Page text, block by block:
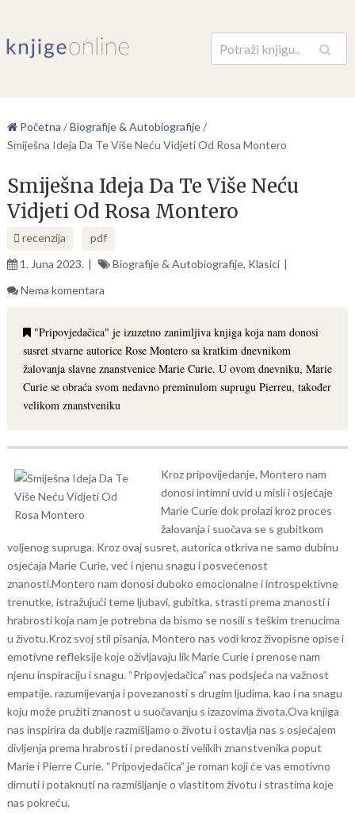
Pretraga
Početna /Biografije & Autobiografije/
Smiješna Ideja Da Te Više Neću Vidjeti Od Rosa Montero
Smiješna Ideja Da Te Više Neću
Vidjeti Od Rosa Montero
recenzija
pdf
1. Juna 2023.
Biografije & Autobiografije, Klasici
Nema komentara
"Pripovjedačica" je izuzetno zanimljiva knjiga koja nam donosi
susret stvarne autorice Rose Montero sa kratkim dnevnikom
žalovanja slavne znanstvenice Marie Curie. U ovom dnevniku, Marie
Curie se obraća svom nedavno preminulom suprugu Pierreu, također
velikom znanstveniku
Kroz pripovijedanje, Montero nam
donosi intimni uvid u misli i osjećaje
Marie Curie dok prolazi kroz proces
žalovanja i suočava se s gubitkom
voljenog supruga. Kroz ovaj susret, autorica otkriva ne samo dubinu
osjećaja Marie Curie, već i njenu snagu i posvećenost
znanosti.Montero nam donosi duboko emocionalne i introspektivne
trenutke, istražujući teme ljubavi, gubitka, strasti prema znanosti i
hrabrosti koja nam je potrebna da bismo se nosili s teškim trenucima
u životu.Kroz svoj stil pisanja, Montero nas vodi kroz živopisne opise i
emotivne refleksije koje oživljavaju lik Marie Curie i prenose nam
njenu inspiraciju i snagu. “Pripovjedačica” nas podsjeća na važnost
empatije, razumijevanja i povezanosti s drugim ljudima, kao i na snagu
koju može pružiti znanost u suočavanju s izazovima života.Ova knjiga
nas inspirira da dublje razmišljamo o životu i ostavlja nas s osjećajem
divljenja prema hrabrosti i predanosti velikih znanstvenika poput
Marie i Pierre Curie. “Pripovjedačica” je roman koji će vas emotivno
dirnuti i potaknuti na razmišljanje o vlastitom životu i strastima koje
nas pokreću.